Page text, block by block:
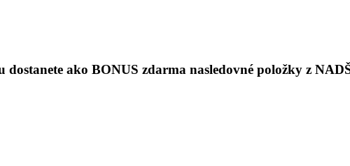
ako BONUS zdarma nasledovné položky z